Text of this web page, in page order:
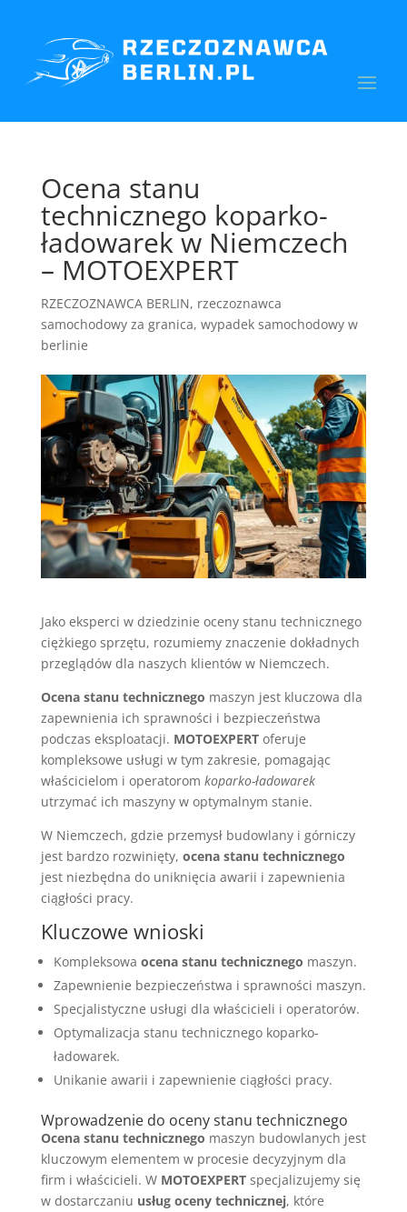
Ocena stanu
technicznego koparko-
ładowarek w Niemczech
– MOTOEXPERT
RZECZOZNAWCA BERLIN, rzeczoznawca
samochodowy za granica, wypadek samochodowy w
berlinie
Jako eksperci w dziedzinie oceny stanu technicznego
ciężkiego sprzętu, rozumiemy znaczenie dokładnych
przeglądów dla naszych klientów w Niemczech.
Ocena stanu technicznego maszyn jest kluczowa dla
zapewnienia ich sprawności i bezpieczeństwa
podczas eksploatacji. MOTOEXPERToferuje
kompleksowe usługi w tym zakresie, pomagając
właścicielom i operatorom koparko-ładowarek
utrzymać ich maszyny w optymalnym stanie.
W Niemczech, gdzie przemysł budowlany i górniczy
jest bardzo rozwinięty, ocena stanu technicznego
jest niezbędna do uniknięcia awarii i zapewnienia
ciągłości pracy.
Kluczowe wnioski
Kompleksowa ocena stanu technicznego maszyn.
Zapewnienie bezpieczeństwa i sprawności maszyn.
Specjalistyczne usługi dla właścicieli i operatorów.
Optymalizacja stanu technicznego koparko-
ładowarek.
Unikanie awarii i zapewnienie ciągłości pracy.
Wprowadzenie do oceny stanu technicznego
Ocena stanu technicznego maszyn budowlanych jest
kluczowym elementem w procesie decyzyjnym dla
firm i właścicieli. W MOTOEXPERTspecjalizujemy się
w dostarczaniu usług oceny technicznej, które